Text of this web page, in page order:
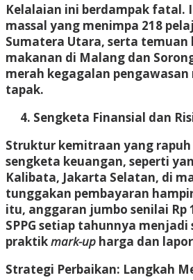
Kelalaian ini berdampak fatal.
massal yang menimpa 218
Sumatera Utara, serta
makanan di Malang dan
merah kegagalan
tapak.
Sengketa Finansial dan
Struktur kemitraan yang
sengketa keuangan, seperti
Kalibata, Jakarta Selatan, di
tunggakan pembayaran
itu, anggaran jumbo senilai Rp
SPPG setiap tahunnya menjadi
praktikmark-up harga dan
Strategi Perbaikan: Langkah